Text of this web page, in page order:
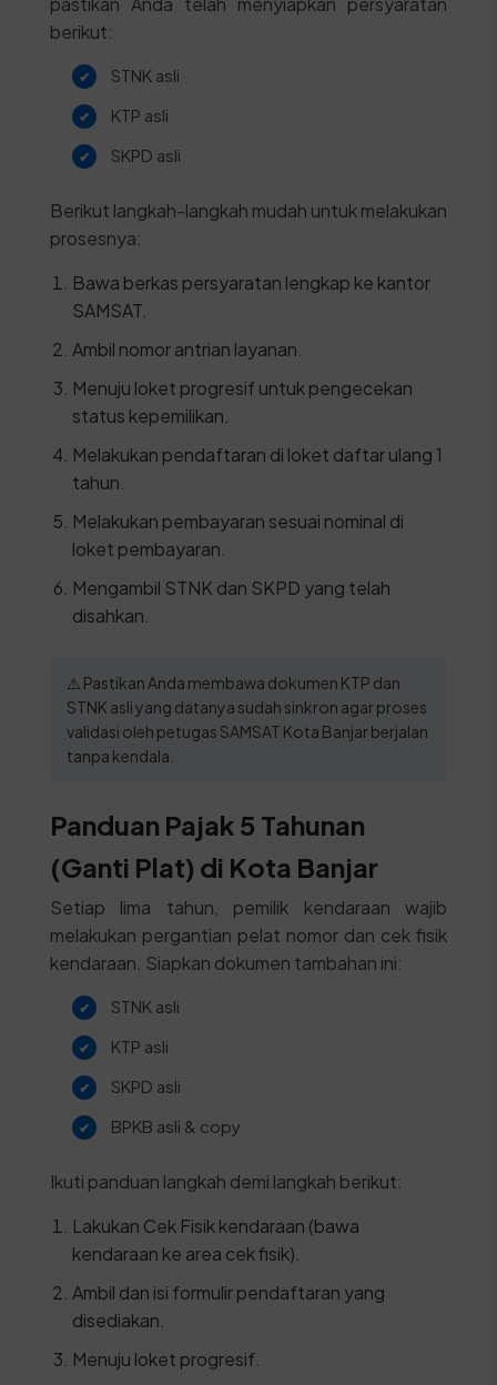
berikut:
STNK asli
KTP asli
SKPD asli
Berikut langkah-langkah mudah untuk melakukan
prosesnya:
Bawa berkas persyaratan lengkap ke kantor
SAMSAT.
Ambil nomor antrian layanan.
Menuju loket progresif untuk pengecekan
status kepemilikan.
Melakukan pendaftaran di loket daftar ulang 1
tahun.
Melakukan pembayaran sesuai nominal di
loket pembayaran.
Mengambil STNK dan SKPD yang telah
disahkan.
⚠️ Pastikan Anda membawa dokumen KTP dan
STNK asli yang datanya sudah sinkron agar proses
validasi oleh petugas SAMSAT Kota Banjar berjalan
tanpa kendala.
Panduan Pajak 5 Tahunan
(Ganti Plat) di Kota Banjar
Setiap lima tahun, pemilik kendaraan wajib
melakukan pergantian pelat nomor dan cek fisik
kendaraan. Siapkan dokumen tambahan ini:
STNK asli
KTP asli
SKPD asli
BPKB asli & copy
Ikuti panduan langkah demi langkah berikut:
Lakukan Cek Fisik kendaraan (bawa
kendaraan ke area cek fisik).
Ambil dan isi formulir pendaftaran yang
disediakan.
Menuju loket progresif.